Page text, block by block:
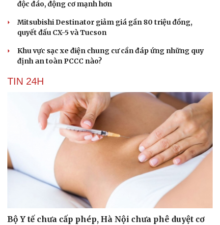
độc đáo, động cơ mạnh hơn
Mitsubishi Destinator giảm giá gần 80 triệu đồng,
quyết đấu CX-5 và Tucson
Khu vực sạc xe điện chung cư cần đáp ứng những quy
định an toàn PCCC nào?
TIN 24H
Bộ Y tế chưa cấp phép, Hà Nội chưa phê duyệt cơ